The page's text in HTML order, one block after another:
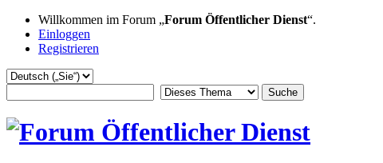
Willkommen im Forum „Forum Öffentlicher Dienst“.
Einloggen
Registrieren